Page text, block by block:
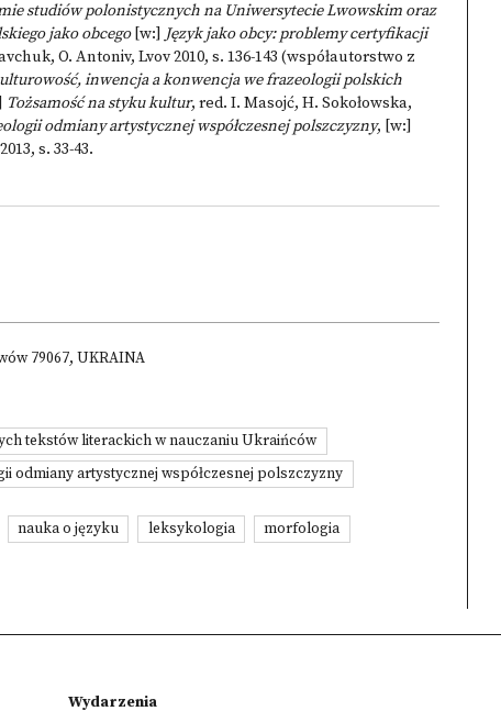
studiów polonistycznych na Uniwersytecie Lwowskim oraz
jako obcego [w:] Język jako obcy: problemy certyfikacji
O. Antoniv, Lvov 2010, s. 136-143 (współautorstwo z
inwencja a konwencja we frazeologii polskich
Tożsamość na styku kultur, red. I. Masojć, H. Sokołowska,
odmiany artystycznej współczesnej polszczyzny, [w:]
s. 33-43.
79067, UKRAINA
tekstów literackich w nauczaniu Ukraińców
odmiany artystycznej współczesnej polszczyzny
nauka o języku leksykologia morfologia
Wydarzenia